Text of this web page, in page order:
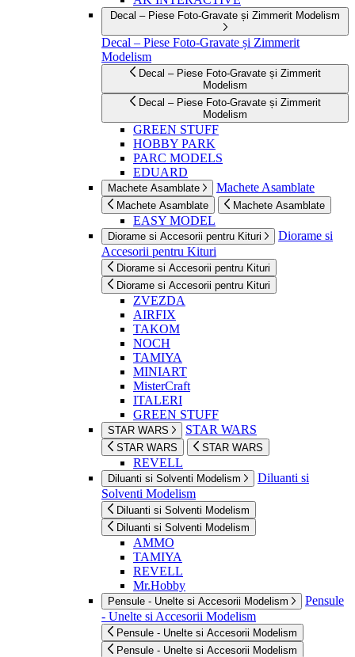
Decal – Piese Foto-Gravate și Zimmerit Modelism
Decal – Piese Foto-Gravate și Zimmerit
Modelism
Decal – Piese Foto-Gravate și Zimmerit
Modelism
Decal – Piese Foto-Gravate și Zimmerit
Modelism
GREEN STUFF
HOBBY PARK
PARC MODELS
EDUARD
Machete Asamblate Machete Asamblate
Machete Asamblate Machete Asamblate
EASY MODEL
Diorame si Accesorii pentru Kituri
Diorame si
Accesorii pentru Kituri
Diorame si Accesorii pentru Kituri
Diorame si Accesorii pentru Kituri
ZVEZDA
AIRFIX
TAKOM
NOCH
TAMIYA
MINIART
MisterCraft
ITALERI
GREEN STUFF
STAR WARS STAR WARS
STAR WARS STAR WARS
REVELL
Diluanti si Solventi Modelism
Diluanti si
Solventi Modelism
Diluanti si Solventi Modelism
Diluanti si Solventi Modelism
AMMO
TAMIYA
REVELL
Mr.Hobby
Pensule - Unelte si Accesorii Modelism
Pensule
- Unelte si Accesorii Modelism
Pensule - Unelte si Accesorii Modelism
Pensule - Unelte si Accesorii Modelism